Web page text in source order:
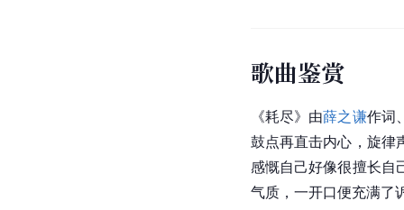
歌曲鉴赏
《耗尽》由薛之谦作词
鼓点再直击内心，旋律
感慨自己好像很擅长自
气质，一开口便充满了